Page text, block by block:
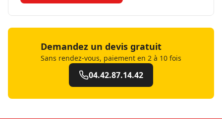
Demandez un devis gratuit
Sans rendez-vous, paiement en 2 à 10 fois
04.42.87.14.42